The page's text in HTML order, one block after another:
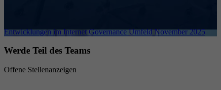
Entwicklungen im Internet Governance Umfeld November 2025
Werde Teil des Teams
Offene Stellenanzeigen